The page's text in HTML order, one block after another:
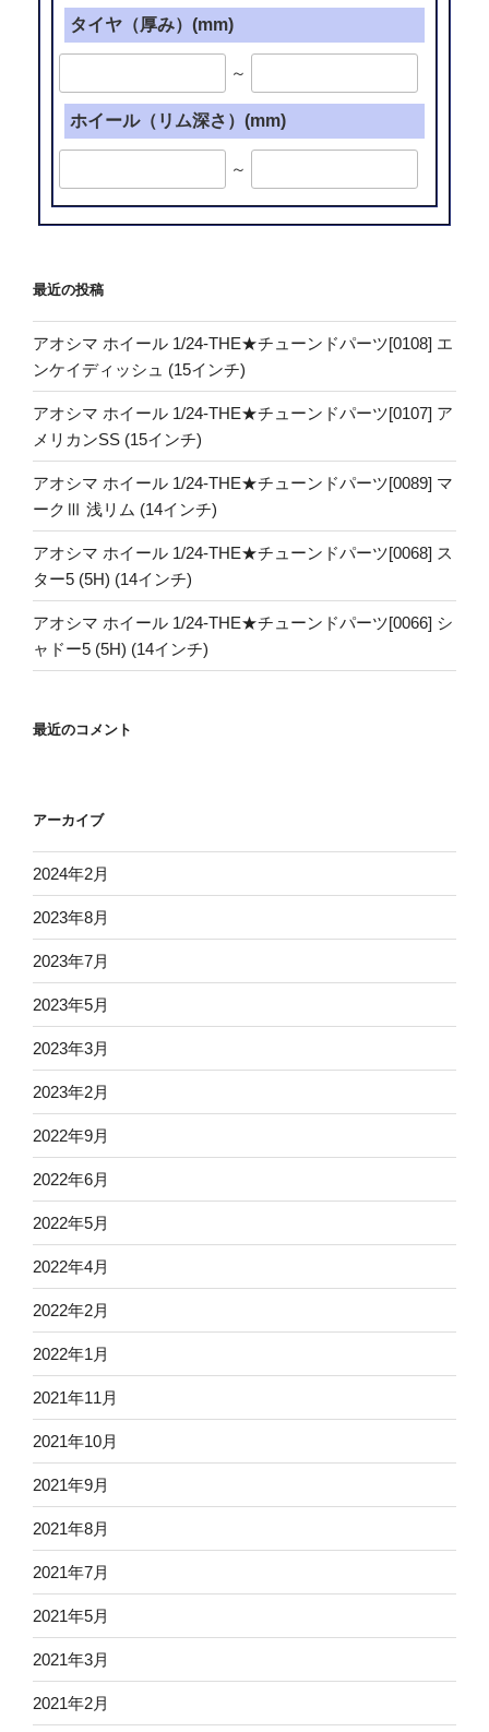
タイヤ（厚み）(mm)
～
ホイール（リム深さ）(mm)
～
最近の投稿
アオシマ ホイール 1/24-THE★チューンドパーツ[0108] エ
ンケイディッシュ (15インチ)
アオシマ ホイール 1/24-THE★チューンドパーツ[0107] ア
メリカンSS (15インチ)
アオシマ ホイール 1/24-THE★チューンドパーツ[0089] マ
ークⅢ 浅リム (14インチ)
アオシマ ホイール 1/24-THE★チューンドパーツ[0068] ス
ター5 (5H) (14インチ)
アオシマ ホイール 1/24-THE★チューンドパーツ[0066] シ
ャドー5 (5H) (14インチ)
最近のコメント
アーカイブ
2024年2月
2023年8月
2023年7月
2023年5月
2023年3月
2023年2月
2022年9月
2022年6月
2022年5月
2022年4月
2022年2月
2022年1月
2021年11月
2021年10月
2021年9月
2021年8月
2021年7月
2021年5月
2021年3月
2021年2月